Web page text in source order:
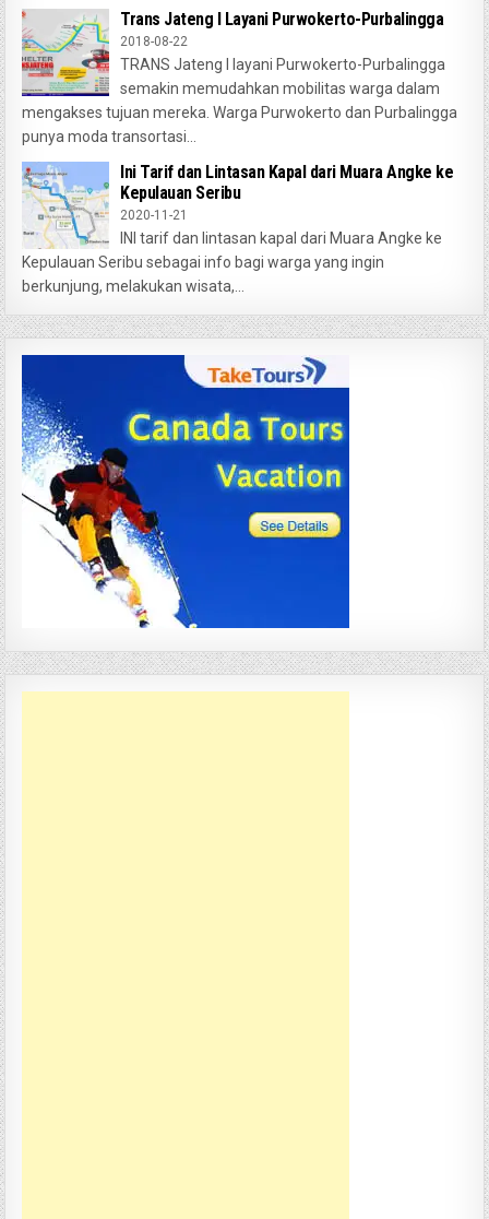
Trans Jateng I Layani Purwokerto-Purbalingga
2018-08-22
TRANS Jateng I layani Purwokerto-Purbalingga
semakin memudahkan mobilitas warga dalam
mengakses tujuan mereka. Warga Purwokerto dan Purbalingga
punya moda transortasi...
Ini Tarif dan Lintasan Kapal dari Muara Angke ke
Kepulauan Seribu
2020-11-21
INI tarif dan lintasan kapal dari Muara Angke ke
Kepulauan Seribu sebagai info bagi warga yang ingin
berkunjung, melakukan wisata,...